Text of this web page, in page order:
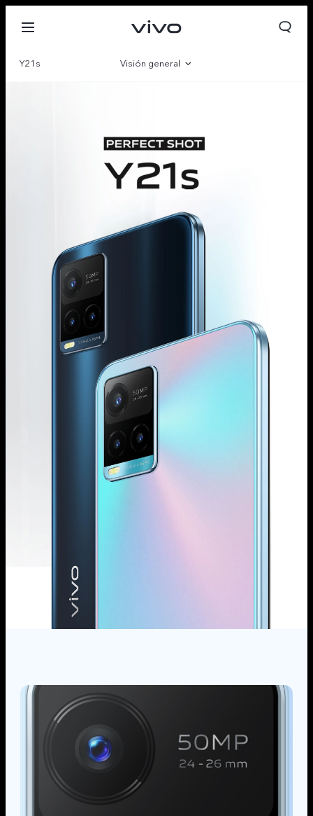
Y21s Visión general